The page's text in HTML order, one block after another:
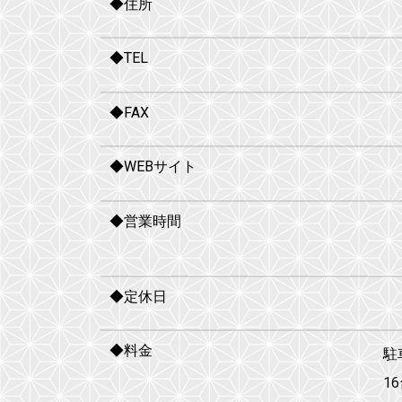
◆住所
◆TEL
◆FAX
◆WEBサイト
◆営業時間
◆定休日
◆料金
駐